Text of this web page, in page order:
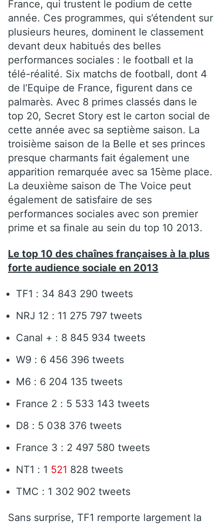
France, qui trustent le podium de cette
année. Ces programmes, qui s’étendent sur
plusieurs heures, dominent le classement
devant deux habitués des belles
performances sociales : le football et la
télé-réalité. Six matchs de football, dont 4
de l’Equipe de France, figurent dans ce
palmarès. Avec 8 primes classés dans le
top 20, Secret Story est le carton social de
cette année avec sa septième saison. La
troisième saison de la Belle et ses princes
presque charmants fait également une
apparition remarquée avec sa 15ème place.
La deuxième saison de The Voice peut
également de satisfaire de ses
performances sociales avec son premier
prime et sa finale au sein du top 10 2013.
Le top 10 des chaînes françaises à la plus
forte audience sociale en 2013
TF1 : 34 843 290 tweets
NRJ 12 : 11 275 797 tweets
Canal + : 8 845 934 tweets
W9 : 6 456 396 tweets
M6 : 6 204 135 tweets
France 2 : 5 533 143 tweets
D8 : 5 038 376 tweets
France 3 : 2 497 580 tweets
NT1 : 1 521 828 tweets
TMC : 1 302 902 tweets
Sans surprise, TF1 remporte largement la